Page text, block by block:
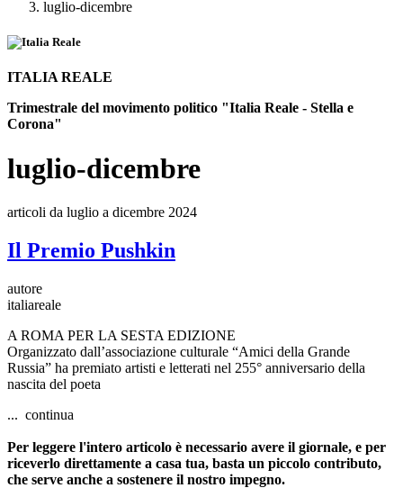
luglio-dicembre
ITALIA REALE
Trimestrale del movimento politico "Italia Reale - Stella e
Corona"
luglio-dicembre
articoli da luglio a dicembre 2024
Il Premio Pushkin
autore
italiareale
A ROMA PER LA SESTA EDIZIONE
Organizzato dall’associazione culturale “Amici della Grande
Russia” ha premiato artisti e letterati nel 255° anniversario della
nascita del poeta
... continua
Per leggere l'intero articolo è necessario avere il giornale, e per
riceverlo direttamente a casa tua, basta un piccolo contributo,
che serve anche a sostenere il nostro impegno.